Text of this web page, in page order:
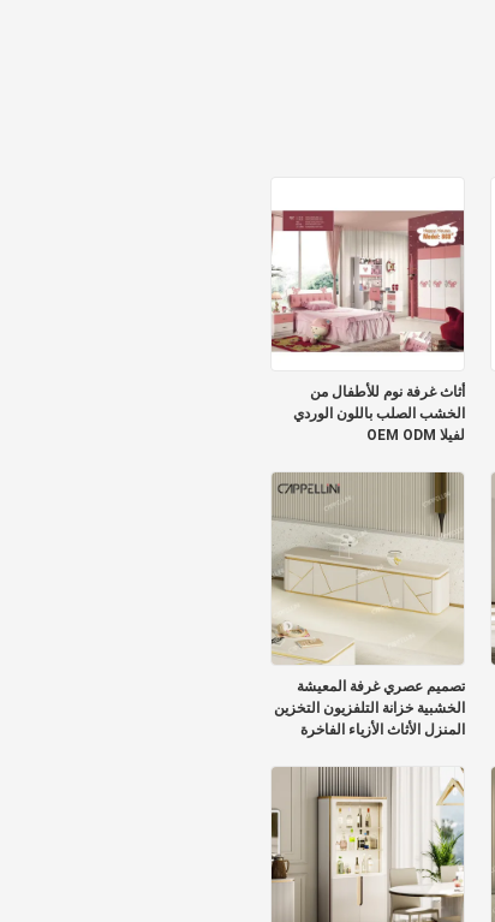
أثاث غرفة نوم للأطفال من
الخشب الصلب باللون الوردي
لفيلا OEM ODM
تصميم عصري غرفة المعيشة
الخشبية خزانة التلفزيون التخزين
المنزل الأثاث الأزياء الفاخرة